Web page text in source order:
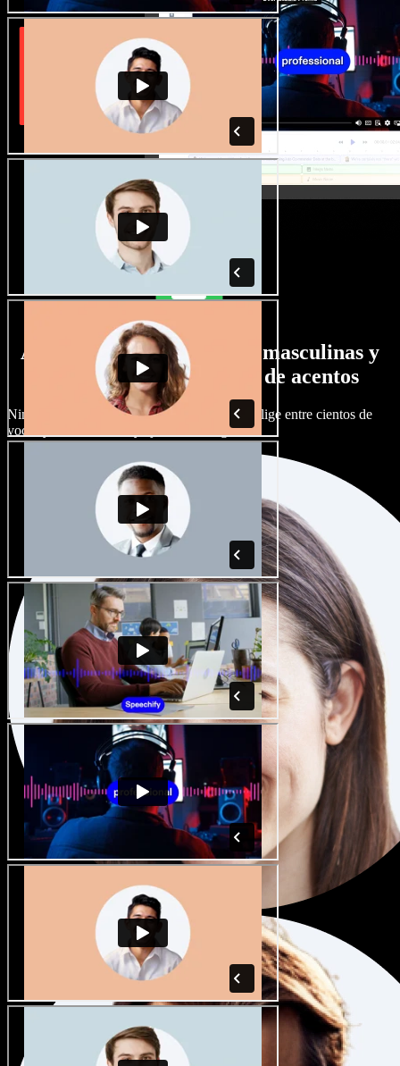
Amplia selección de voces masculinas y
femeninas con todo tipo de acentos
Ningún proyecto tiene por qué sonar igual. Elige entre cientos de
voces y acentos de IA y ajústalos a tu gusto.